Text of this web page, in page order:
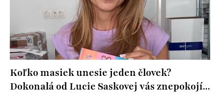
Koľko masiek unesie jeden človek?
Dokonalá od Lucie Saskovej vás znepokojí...